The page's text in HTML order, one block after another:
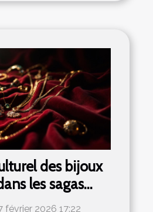
des bijoux
les sagas
février 2026 17:22